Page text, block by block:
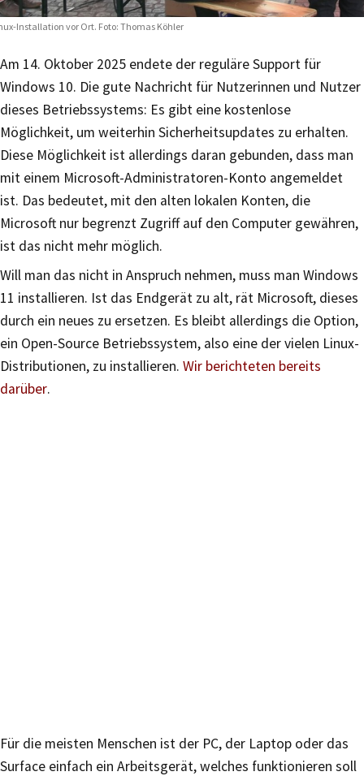
Installation vor Ort. Foto: Thomas Köhler
Am 14. Oktober 2025 endete der reguläre Support für
Windows 10. Die gute Nachricht für Nutzerinnen und Nutzer
dieses Betriebssystems: Es gibt eine kostenlose
Möglichkeit, um weiterhin Sicherheitsupdates zu erhalten.
Diese Möglichkeit ist allerdings daran gebunden, dass man
mit einem Microsoft-Administratoren-Konto angemeldet
ist. Das bedeutet, mit den alten lokalen Konten, die
Microsoft nur begrenzt Zugriff auf den Computer gewähren,
ist das nicht mehr möglich.
Will man das nicht in Anspruch nehmen, muss man Windows
11 installieren. Ist das Endgerät zu alt, rät Microsoft, dieses
durch ein neues zu ersetzen. Es bleibt allerdings die Option,
ein Open-Source Betriebssystem, also eine der vielen Linux-
Distributionen, zu installieren. Wir berichteten bereits
darüber.
Für die meisten Menschen ist der PC, der Laptop oder das
Surface einfach ein Arbeitsgerät, welches funktionieren soll